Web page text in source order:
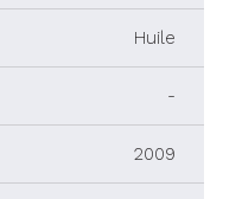
Huile
-
2009